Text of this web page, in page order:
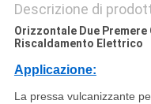
Descrizione di
Orizzontale Due Premere
Riscaldamento Elettrico
Applicazione:
La pressa vulcanizzante